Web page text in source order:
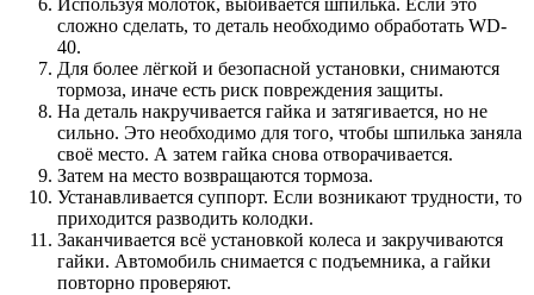
Используя молоток, выбивается шпилька. Если это
сложно сделать, то деталь необходимо обработать WD-
40.
Для более лёгкой и безопасной установки, снимаются
тормоза, иначе есть риск повреждения защиты.
На деталь накручивается гайка и затягивается, но не
сильно. Это необходимо для того, чтобы шпилька заняла
своё место. А затем гайка снова отворачивается.
Затем на место возвращаются тормоза.
Устанавливается суппорт. Если возникают трудности, то
приходится разводить колодки.
Заканчивается всё установкой колеса и закручиваются
гайки. Автомобиль снимается с подъемника, а гайки
повторно проверяют.